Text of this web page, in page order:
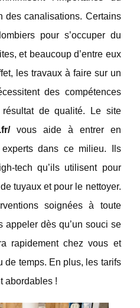
des canalisations. Certains
pour s’occuper du
et beaucoup d’entre eux
les travaux à faire sur un
des compétences
de qualité. Le site
vous aide à entrer en
dans ce milieu. Ils
tech qu’ils utilisent pour
tuyaux et pour le nettoyer.
soignées à toute
appeler dès qu’un souci se
rapidement chez vous et
de temps. En plus, les tarifs
abordables !